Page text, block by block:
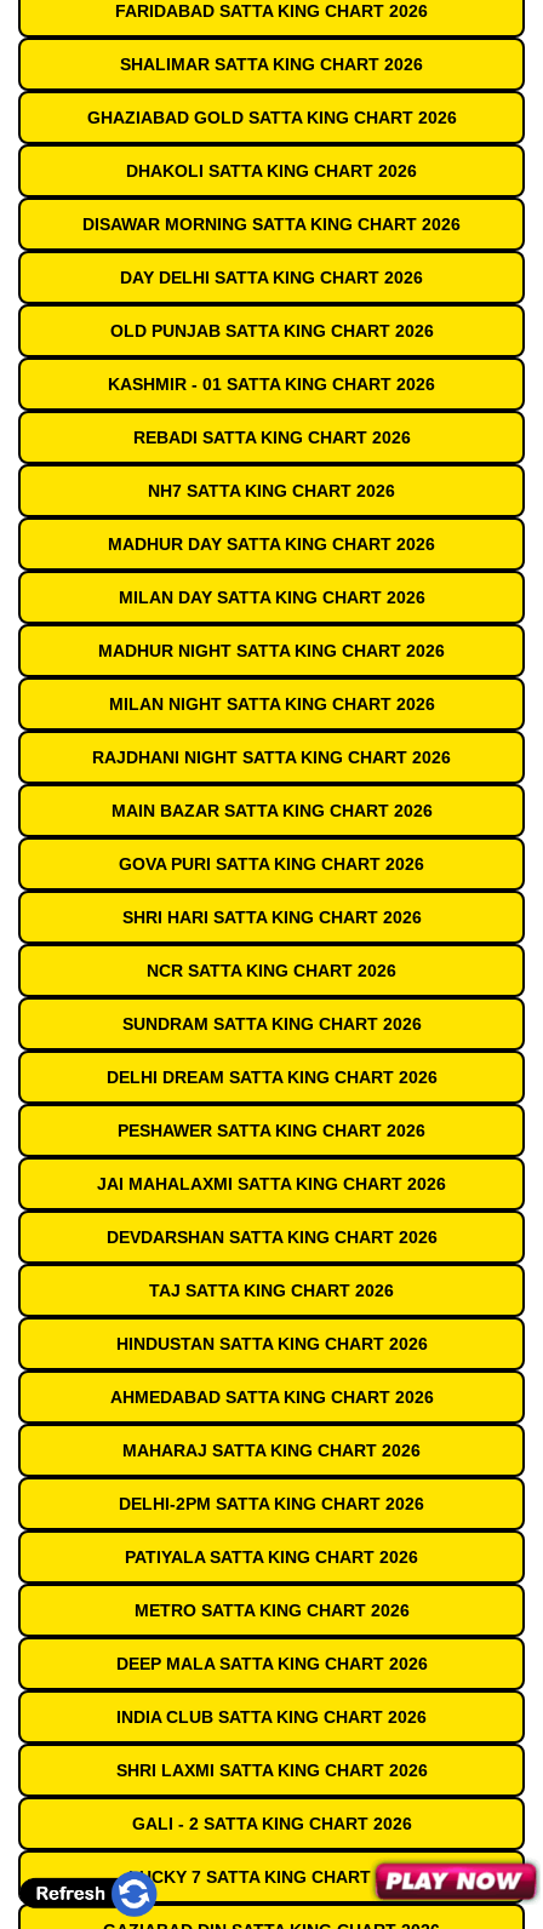
FARIDABAD SATTA KING CHART 2026
SHALIMAR SATTA KING CHART 2026
GHAZIABAD GOLD SATTA KING CHART 2026
DHAKOLI SATTA KING CHART 2026
DISAWAR MORNING SATTA KING CHART 2026
DAY DELHI SATTA KING CHART 2026
OLD PUNJAB SATTA KING CHART 2026
KASHMIR - 01 SATTA KING CHART 2026
REBADI SATTA KING CHART 2026
NH7 SATTA KING CHART 2026
MADHUR DAY SATTA KING CHART 2026
MILAN DAY SATTA KING CHART 2026
MADHUR NIGHT SATTA KING CHART 2026
MILAN NIGHT SATTA KING CHART 2026
RAJDHANI NIGHT SATTA KING CHART 2026
MAIN BAZAR SATTA KING CHART 2026
GOVA PURI SATTA KING CHART 2026
SHRI HARI SATTA KING CHART 2026
NCR SATTA KING CHART 2026
SUNDRAM SATTA KING CHART 2026
DELHI DREAM SATTA KING CHART 2026
PESHAWER SATTA KING CHART 2026
JAI MAHALAXMI SATTA KING CHART 2026
DEVDARSHAN SATTA KING CHART 2026
TAJ SATTA KING CHART 2026
HINDUSTAN SATTA KING CHART 2026
AHMEDABAD SATTA KING CHART 2026
MAHARAJ SATTA KING CHART 2026
DELHI-2PM SATTA KING CHART 2026
PATIYALA SATTA KING CHART 2026
METRO SATTA KING CHART 2026
DEEP MALA SATTA KING CHART 2026
INDIA CLUB SATTA KING CHART 2026
SHRI LAXMI SATTA KING CHART 2026
GALI - 2 SATTA KING CHART 2026
LUCKY 7 SATTA KING CHART 2026